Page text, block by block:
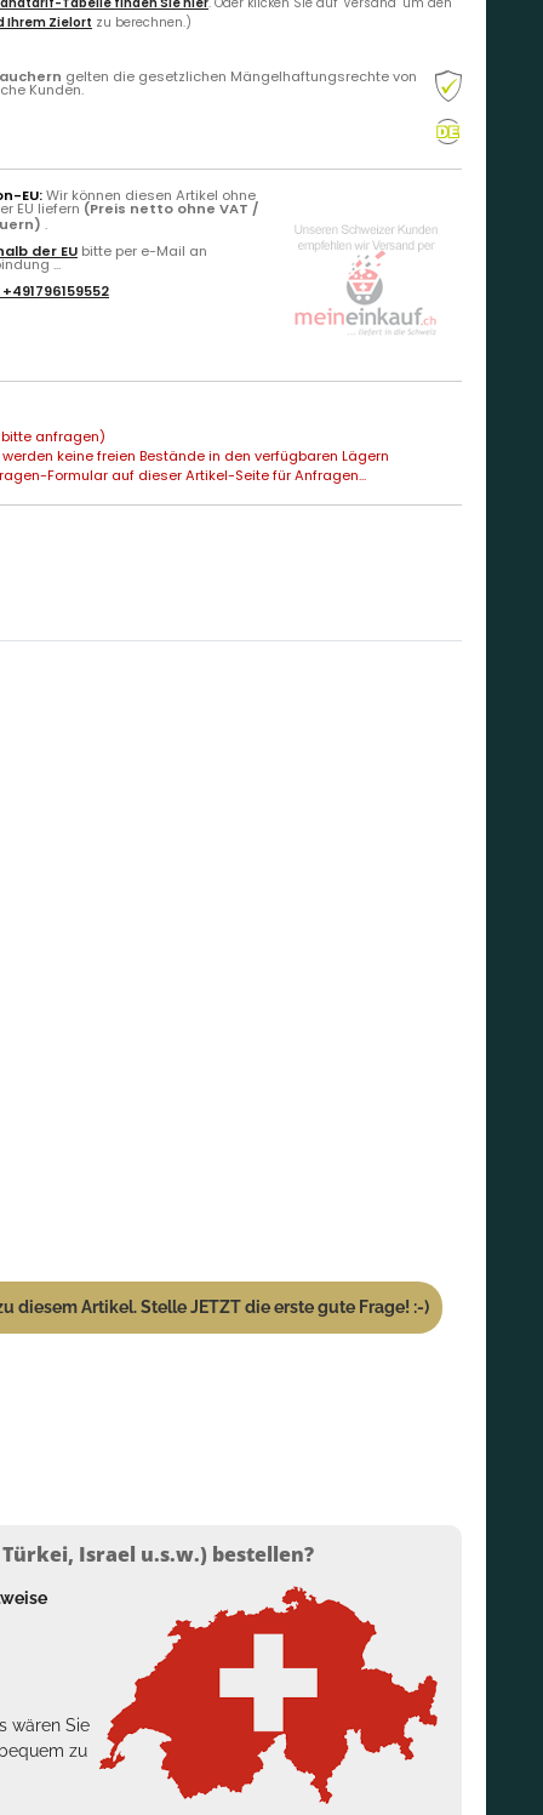
Ihrem Zielort zu berechnen.)
gelten die gesetzlichen Mängelhaftungsrechte von
Kunden.
EU:Wir können diesen Artikel ohne
EU liefern (Preis netto ohne VAT /
.
der EU bitte per e-Mail an
...
+491796159552
anfragen)
keine freien Bestände in den verfügbaren Lägern
Formular auf dieser Artikel-Seite für Anfragen...
diesem Artikel. Stelle JETZT die erste gute Frage! :-)
Israel u.s.w.) bestellen?
wären Sie
zu